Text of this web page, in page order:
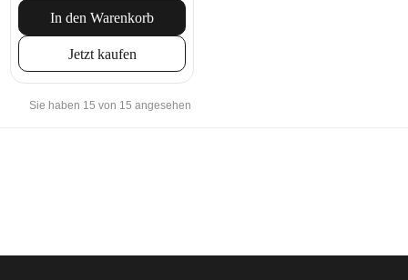
In den Warenkorb
Jetzt kaufen
Sie haben 15 von 15 angesehen